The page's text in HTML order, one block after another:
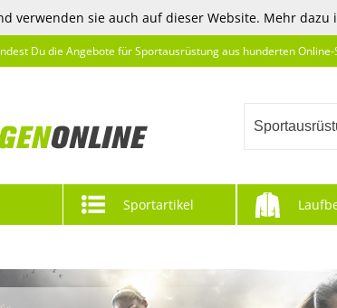
verwenden sie auch auf dieser Website. Mehr dazu
Du die Angebote für Sportausrüstung aus hunderten Online-
Sportartikel